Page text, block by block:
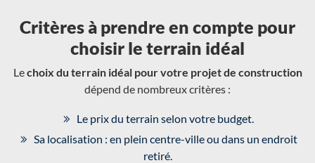
Critères à prendre en compte pour
choisir le terrain idéal
Lechoix du terrain idéal pour votre projet de construction
dépend de nombreux critères :
Le prix du terrain selon votre budget.
Sa localisation : en plein centre-ville ou dans un endroit
retiré.